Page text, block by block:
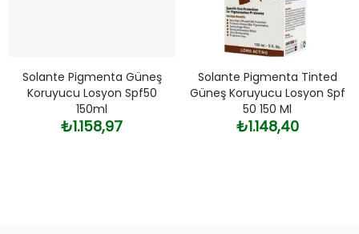
Solante Pigmenta Güneş
Koruyucu Losyon Spf50
150ml
₺1.158,97
Solante Pigmenta Tinted
Güneş Koruyucu Losyon Spf
50 150 Ml
₺1.148,40